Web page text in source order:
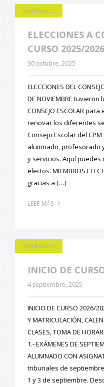
SABIÑANIGO
ELECCIONES A
CURSO 2025/2026
30 octubre, 2025
ELECCIONES DEL
DE NOVIEMBRE tuvieron
CONSEJO ESCOLAR
renovar los diferentes
Consejo Escolar del
alumnado, profesorado
y servicios. Aquí
electos. MIEMBROS
gracias a […]
LEER MÁS
SABIÑANIGO
INICIO DE
4 septiembre, 2025
INICIO DE CURSO 2026/
Y MATRICULACIÓN,
CLASES, TOMA DE
1.- EXÁMENES DE
ALUMNADO CON
tribunales de
1 y 3 de septiembre.